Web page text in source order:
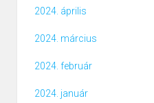
2024. április
2024. március
2024. február
2024. január